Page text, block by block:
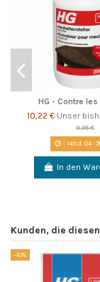
HG - Contre les
10,22 € Unser
11,35 €
145d. 04:
In den
Kunden, die
-10%